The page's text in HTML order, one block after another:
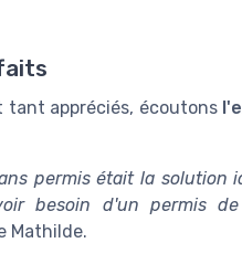
tant appréciés, écoutons
permis était la solution
besoin d'un permis
Mathilde.